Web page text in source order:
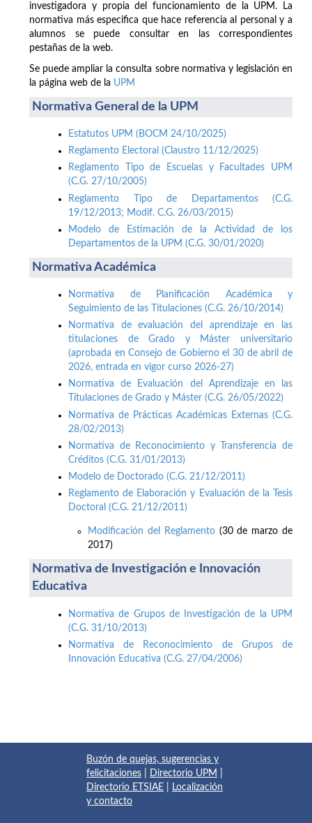
investigadora y propia del funcionamiento de la UPM. La
normativa más especifica que hace referencia al personal y a
alumnos se puede consultar en las correspondientes
pestañas de la web.
Se puede ampliar la consulta sobre normativa y legislación en
la página web de la UPM
Normativa General de la UPM
Estatutos UPM (BOCM 24/10/2025)
Reglamento Electoral (Claustro 11/12/2025)
Reglamento Tipo de Escuelas y Facultades UPM
(C.G. 27/10/2005)
Reglamento Tipo de Departamentos (C.G.
19/12/2013; Modif. C.G. 26/03/2015)
Modelo de Estimación de la Actividad de los
Departamentos de la UPM (C.G. 30/01/2020)
Normativa Académica
Normativa de Planificación Académica y
Seguimiento de las Titulaciones (C.G. 26/10/2014)
Normativa de evaluación del aprendizaje en las
titulaciones de Grado y Máster universitario
(aprobada en Consejo de Gobierno el 30 de abril de
2026, entrada en vigor curso 2026-27)
Normativa de Evaluación del Aprendizaje en las
Titulaciones de Grado y Máster (C.G. 26/05/2022)
Normativa de Prácticas Académicas Externas (C.G.
28/02/2013)
Normativa de Reconocimiento y Transferencia de
Créditos (C.G. 31/01/2013)
Modelo de Doctorado (C.G. 21/12/2011)
Reglamento de Elaboración y Evaluación de la Tesis
Doctoral (C.G. 21/12/2011)
Modificación del Reglamento(30 de marzo de
2017)
Normativa de Investigación e Innovación
Educativa
Normativa de Grupos de Investigación de la UPM
(C.G. 31/10/2013)
Normativa de Reconocimiento de Grupos de
Innovación Educativa (C.G. 27/04/2006)
Buzón de quejas, sugerencias y
felicitaciones
Directorio UPM
Directorio ETSIAE
Localización
y contacto